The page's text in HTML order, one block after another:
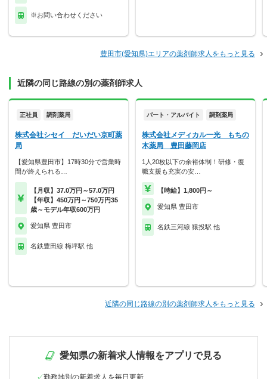
※お問い合わせください
豊田市(愛知県)エリアの薬剤師求人をもっと見る
近隣の同じ路線の別の薬剤師求人
正社員 調剤薬局
株式会社シセイ だいだい京町薬
局
【愛知県豊田市】17時30分で営業時
間が終えられる…
【月収】37.0万円～57.0万円
【年収】450万円～750万円35
歳～モデル年収600万円
愛知県 豊田市
名鉄豊田線 梅坪駅 他
パート・アルバイト 調剤薬局
株式会社メディカル一光 もちの
木薬局 豊田藤岡店
1人20枚以下の余裕体制！研修・復
職支援も充実の安…
【時給】1,800円～
愛知県 豊田市
名鉄三河線 猿投駅 他
近隣の同じ路線の別の薬剤師求人をもっと見る
愛知県の新着求人情報をアプリで見る